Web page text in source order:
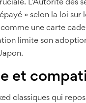
L'Autorité des
» selon la loi sur
une carte
limite son
et
classiques qui